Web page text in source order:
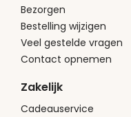
Bezorgen
Bestelling wijzigen
Veel gestelde vragen
Contact opnemen
Zakelijk
Cadeauservice